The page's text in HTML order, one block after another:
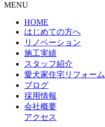
MENU
HOME
はじめての方へ
リノベーション
施工実績
スタッフ紹介
愛犬家住宅リフォーム
ブログ
採用情報
会社概要
アクセス